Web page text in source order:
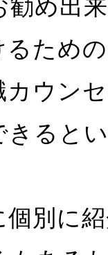
勧め出
るため
カウン
きると
別に